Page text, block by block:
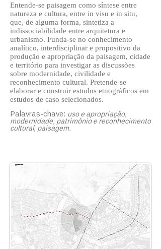
Entende-se paisagem como síntese entre
natureza e cultura, entre in visu e in situ,
que, de alguma forma, sintetiza a
indissociabilidade entre arquitetura e
urbanismo. Funda-se no conhecimento
analítico, interdisciplinar e propositivo da
produção e apropriação da paisagem, cidade
e território para investigar as discussões
sobre modernidade, civilidade e
reconhecimento cultural. Pretende-se
elaborar e construir estudos etnográficos em
estudos de caso selecionados.
Palavras-chave: uso e apropriação,
modernidade, patrimônio e reconhecimento
cultural, paisagem.